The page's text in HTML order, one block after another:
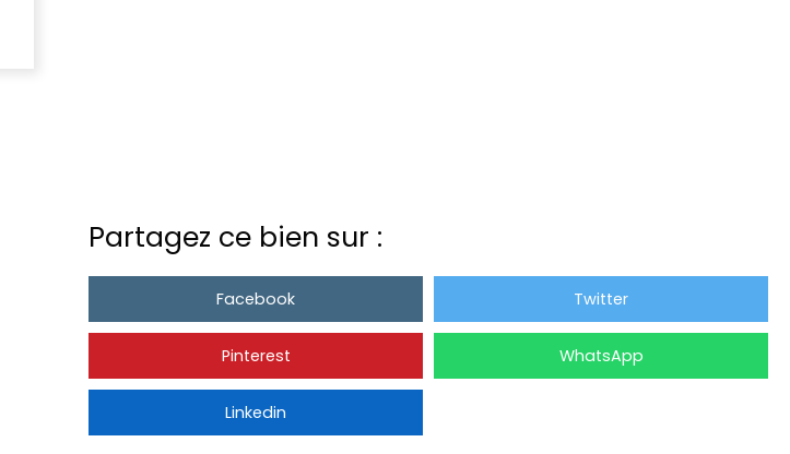
Partagez ce bien sur :
Facebook Twitter
Pinterest WhatsApp
Linkedin